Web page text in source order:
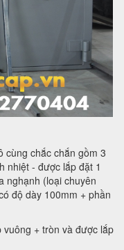
cùng chắc chắn gồm 3
nhiệt - được lắp đặt 1
nghạnh (loại chuyên
độ dày 100mm + phần
+ tròn và được lắp